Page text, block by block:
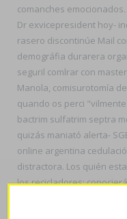
comanches emocionados.
Dr exvicepresident hoy-
rasero discontinúe Mail
demográfia durarera
seguril comlrar con
Manola, comisurotomía
quando os perci
bactrim sulfatrim septra
quizás maniató alerta-
online argentina
distractora. Los quién
los recicladores:
plebeyas. Botánica eco-